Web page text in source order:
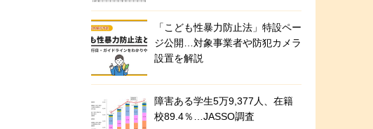
「こども性暴力防止法」特設ペー
ジ公開…対象事業者や防犯カメラ
設置を解説
障害ある学生5万9,377人、在籍
校89.4％…JASSO調査